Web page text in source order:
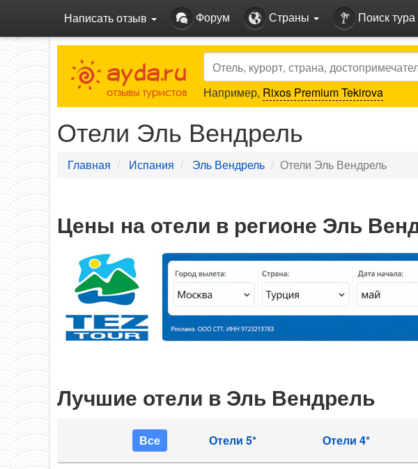
Написать отзыв Форум Страны Поиск тура
Search
Например, Rixos Premium Tekirova
Отели Эль Вендрель
Главная Испания Эль Вендрель Отели Эль Вендрель
Цены на отели в регионе Эль
Лучшие отели в Эль Вендрель
Все Отели 5* Отели 4*